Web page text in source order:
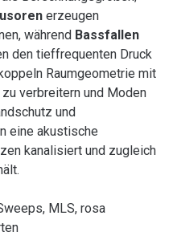
erzeugen
während Bassfallen
den tieffrequenten Druck
Raumgeometrie mit
verbreitern und Moden
und
eine akustische
kanalisiert und zugleich
MLS, rosa